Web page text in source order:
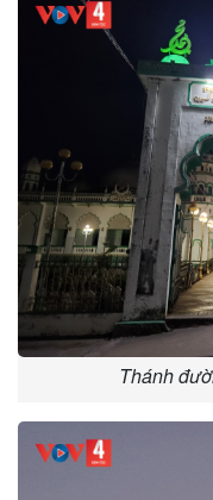
Thánh